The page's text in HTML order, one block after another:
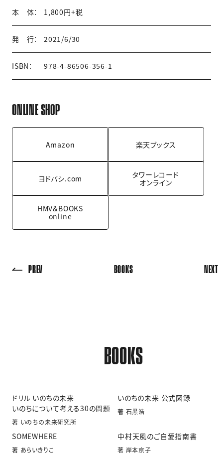
本 体： 1,800円+税
発 行： 2021/6/30
ISBN： 978-4-86506-356-1
ONLINE SHOP
Amazon 楽天ブックス
ヨドバシ.com
タワーレコード
オンライン
HMV&BOOKS
online
PREV BOOKS NEXT
BOOKS
ドリル いのちの未来
いのちについて考える30の問題
著 いのちの未来研究所
いのちの未来 公式図録
著 石黒浩
SOMEWHERE
著 あらいきりこ
中村天風のご自愛指南書
著 岸本京子